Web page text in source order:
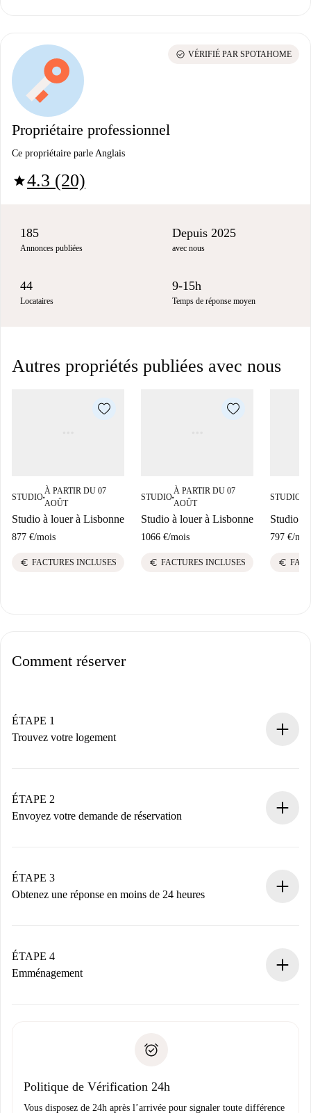
Propriétaire professionnel
Ce propriétaire parle Anglais
star4.3 (20)
check_circle VÉRIFIÉ PAR SPOTAHOME
185
Annonces publiées
Depuis 2025
avec nous
44
Locataires
9-15h
Temps de réponse moyen
Autres propriétés publiées avec nous
STUDIO■
À PARTIR DU 07
AOÛT
Studio à louer à Lisbonne
877 €/mois
euro FACTURES INCLUSES
STUDIO■
À PARTIR DU 07
AOÛT
Studio à louer à Lisbonne
1066 €/mois
euro FACTURES INCLUSES
STUDIO
Studio à
797 €/
euro
Comment réserver
ÉTAPE 1
Trouvez votre logement
Vous disposez à l’avance de toutes les informations
nécessaires.
ÉTAPE 2
Envoyez votre demande de réservation
Nous ne vous facturerons rien tant que le propriétaire
n’aura pas accepté.
ÉTAPE 3
Obtenez une réponse en moins de 24 heures
contact avec le propriétaire.
Si refusé : aucun prélèvement et nous vous proposerons
Justificatif de solvabilité
ÉTAPE 4
Emménagement
uniquement si aucun problème n'est signalé.
Politique de Vérification 24h
Vous disposez de 24h après l’arrivée pour signaler toute différence